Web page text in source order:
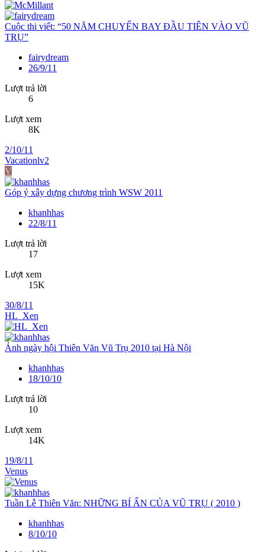
Cuộc thi viết: “50 NĂM CHUYẾN BAY ĐẦU TIÊN VÀO VŨ
TRỤ”
fairydream
26/9/11
Lượt trả lời
6
Lượt xem
8K
2/10/11
Vacationlv2
V
Góp ý xây dựng chương trình WSW 2011
khanhhas
22/8/11
Lượt trả lời
17
Lượt xem
15K
30/8/11
HL_Xen
Ảnh ngày hội Thiên Văn Vũ Trụ 2010 tại Hà Nội
khanhhas
18/10/10
Lượt trả lời
10
Lượt xem
14K
19/8/11
Venus
Tuần Lễ Thiên Văn: NHỮNG BÍ ẨN CỦA VŨ TRỤ ( 2010 )
khanhhas
8/10/10